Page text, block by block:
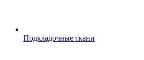
Подкладочные ткани